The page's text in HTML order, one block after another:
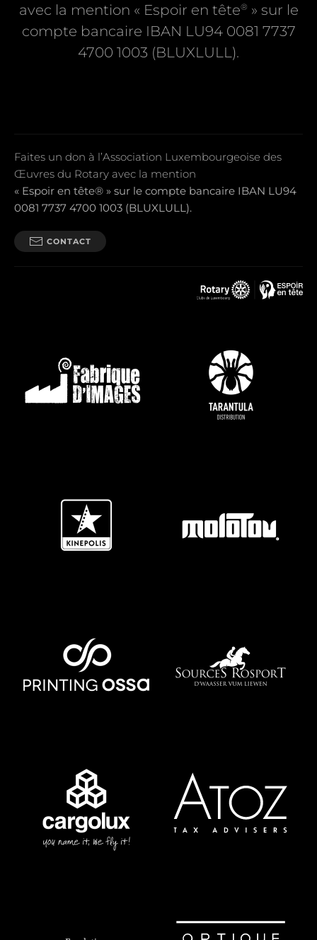
avec la mention « Espoir en tête® » sur le
compte bancaire IBAN LU94 0081 7737
4700 1003 (BLUXLULL).
Faites un don à l’Association Luxembourgeoise des
Œuvres du Rotary avec la mention
« Espoir en tête® » sur le compte bancaire IBAN LU94
0081 7737 4700 1003 (BLUXLULL).
CONTACT